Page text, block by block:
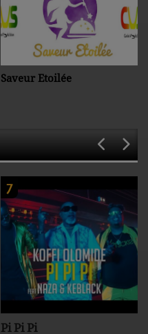
Saveur Etoilée
7
Pi Pi Pi